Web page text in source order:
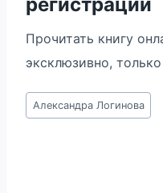
Прочитать книгу
эксклюзивно,
Метки
записи:
Александра Логинова